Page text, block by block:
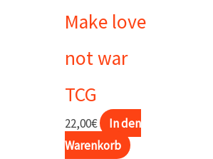
Optionen
auf
gewählt
werden
Make love
not war
TCG
22,00€
In den
Warenkorb